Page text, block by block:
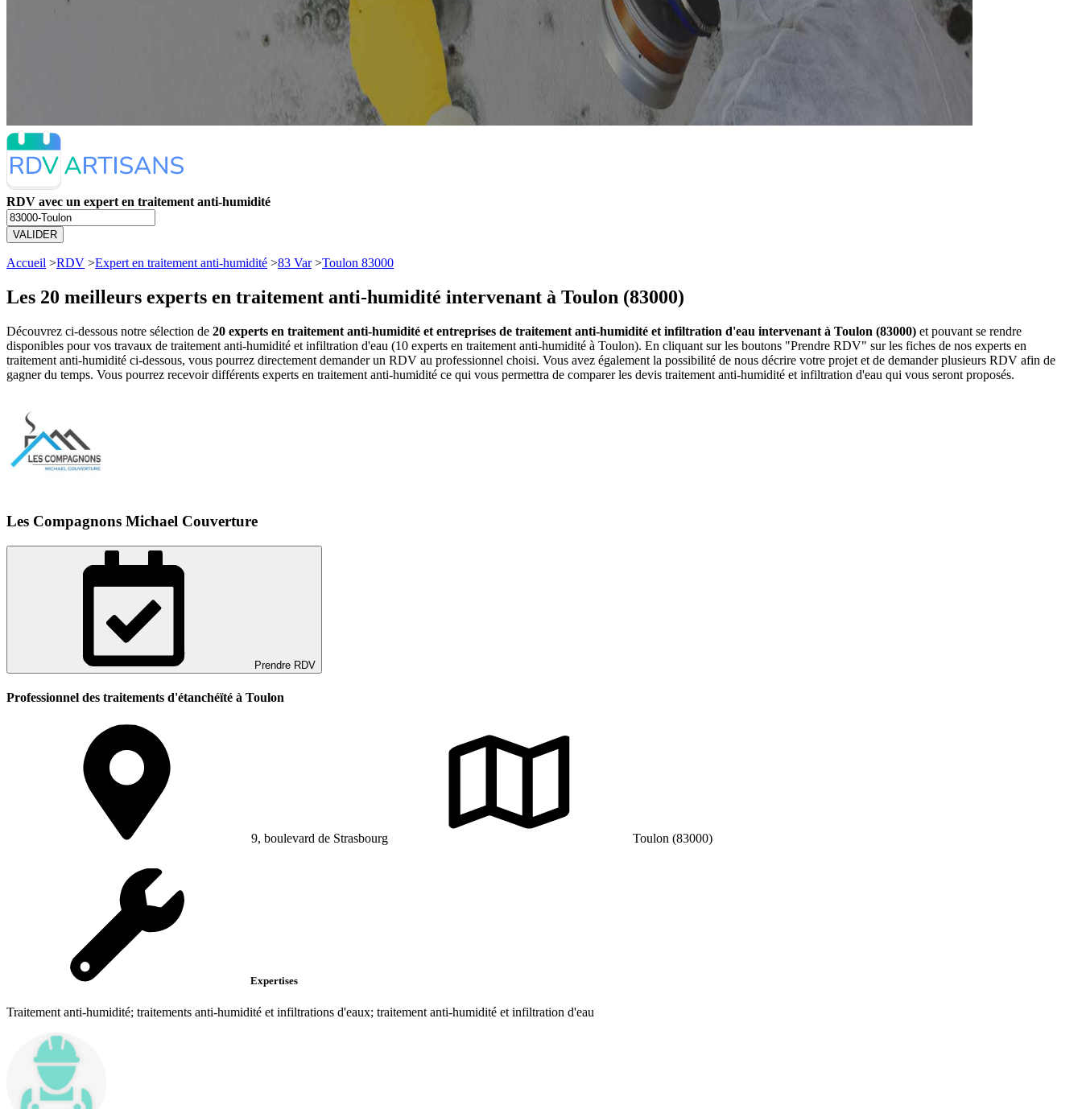
RDV avec un expert en traitement anti-humidité
VALIDER
Accueil >RDV >Expert en traitement anti-humidité >83 Var>Toulon 83000
Les 20 meilleurs experts en traitement anti-humidité intervenant à Toulon (83000)
Découvrez ci-dessous notre sélection de 20 experts en traitement anti-humidité et entreprises de traitement anti-humidité et infiltration d'eau intervenant à Toulon (83000) et pouvant se rendre
disponibles pour vos travaux de traitement anti-humidité et infiltration d'eau (10 experts en traitement anti-humidité à Toulon). En cliquant sur les boutons "Prendre RDV" sur les fiches de nos experts en
traitement anti-humidité ci-dessous, vous pourrez directement demander un RDV au professionnel choisi. Vous avez également la possibilité de nous décrire votre projet et de demander plusieurs RDV afin de
gagner du temps. Vous pourrez recevoir différents experts en traitement anti-humidité ce qui vous permettra de comparer les devis traitement anti-humidité et infiltration d'eau qui vous seront proposés.
Les Compagnons Michael Couverture
Prendre RDV
Professionnel des traitements d'étanchéïté à Toulon
9, boulevard de Strasbourg Toulon (83000)
Expertises
Traitement anti-humidité; traitements anti-humidité et infiltrations d'eaux; traitement anti-humidité et infiltration d'eau